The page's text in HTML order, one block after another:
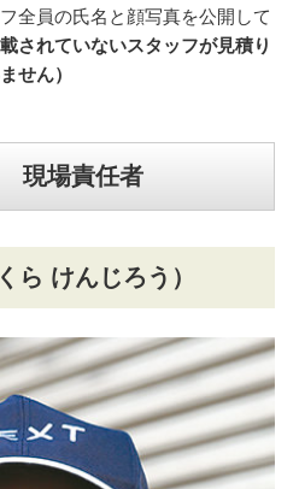
全員の氏名と顔写真を公開して
されていないスタッフが見積り
せん）
現場責任者
ら けんじろう）